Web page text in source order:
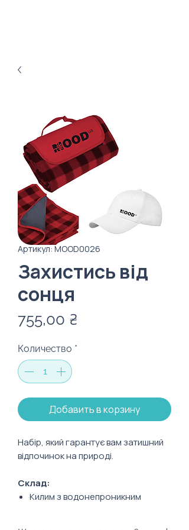
Артикул: MOOD0026
Захистись від
сонця
755,00 ₴
Количество *
Добавить в корзину
Набір, який гарантує вам затишний
відпочинок на природі.
Склад:
Килим з водонепроникним